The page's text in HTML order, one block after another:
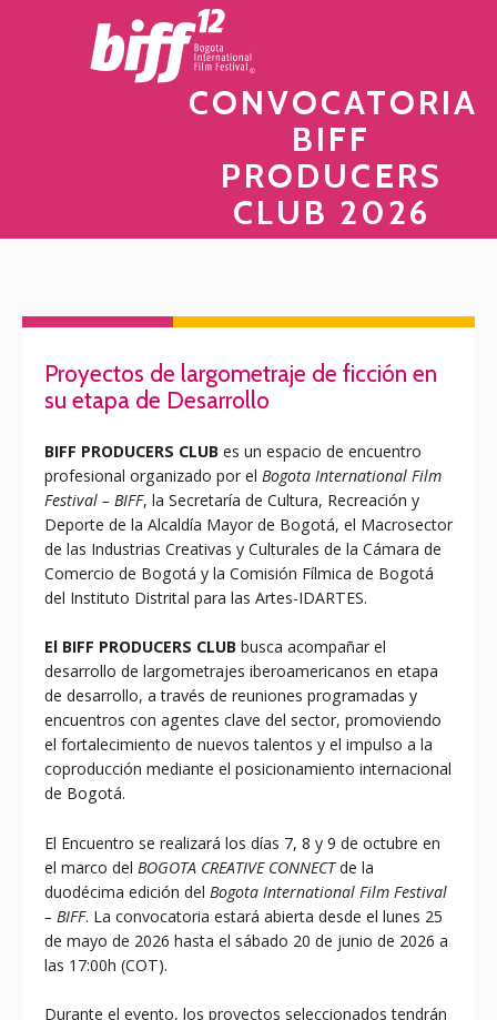
CONVOCATORIA
BIFF
PRODUCERS
CLUB 2026
Proyectos de largometraje de ficción en
su etapa de Desarrollo
BIFF PRODUCERS CLUB es un espacio de encuentro
profesional organizado por el Bogota International Film
Festival – BIFF, la Secretaría de Cultura, Recreación y
Deporte de la Alcaldía Mayor de Bogotá, el Macrosector
de las Industrias Creativas y Culturales de la Cámara de
Comercio de Bogotá y la Comisión Fílmica de Bogotá
del Instituto Distrital para las Artes-IDARTES.
El BIFF PRODUCERS CLUB busca acompañar el
desarrollo de largometrajes iberoamericanos en etapa
de desarrollo, a través de reuniones programadas y
encuentros con agentes clave del sector, promoviendo
el fortalecimiento de nuevos talentos y el impulso a la
coproducción mediante el posicionamiento internacional
de Bogotá.
El Encuentro se realizará los días 7, 8 y 9 de octubre en
el marco del BOGOTA CREATIVE CONNECTde la
duodécima edición del Bogota International Film Festival
– BIFF. La convocatoria estará abierta desde el lunes 25
de mayo de 2026 hasta el sábado 20 de junio de 2026 a
las 17:00h (COT).
Durante el evento, los proyectos seleccionados tendrán